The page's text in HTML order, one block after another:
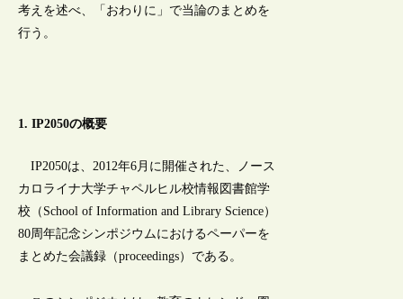
考えを述べ、「おわりに」で当論のまとめを
行う。
1. IP2050の概要
IP2050は、2012年6月に開催された、ノース
カロライナ大学チャペルヒル校情報図書館学
校（School of Information and Library Science）
80周年記念シンポジウムにおけるペーパーを
まとめた会議録（proceedings）である。